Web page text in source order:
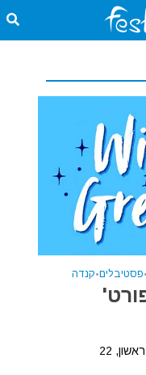
•פסטיבלים•קנדה
יום שבת, 21 בפברואר, 2026 - יום ראשון, 22